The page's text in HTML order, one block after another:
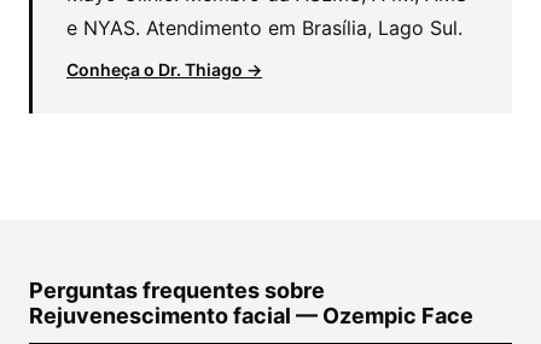
e NYAS. Atendimento em Brasília, Lago Sul.
Conheça o Dr. Thiago →
Perguntas frequentes sobre
Rejuvenescimento facial — Ozempic Face